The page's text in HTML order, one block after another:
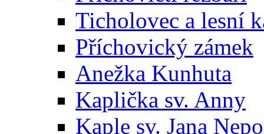
Ticholovec a lesní
Příchovický zámek
Anežka Kunhuta
Kaplička sv. Anny
Kaple sv. Jana